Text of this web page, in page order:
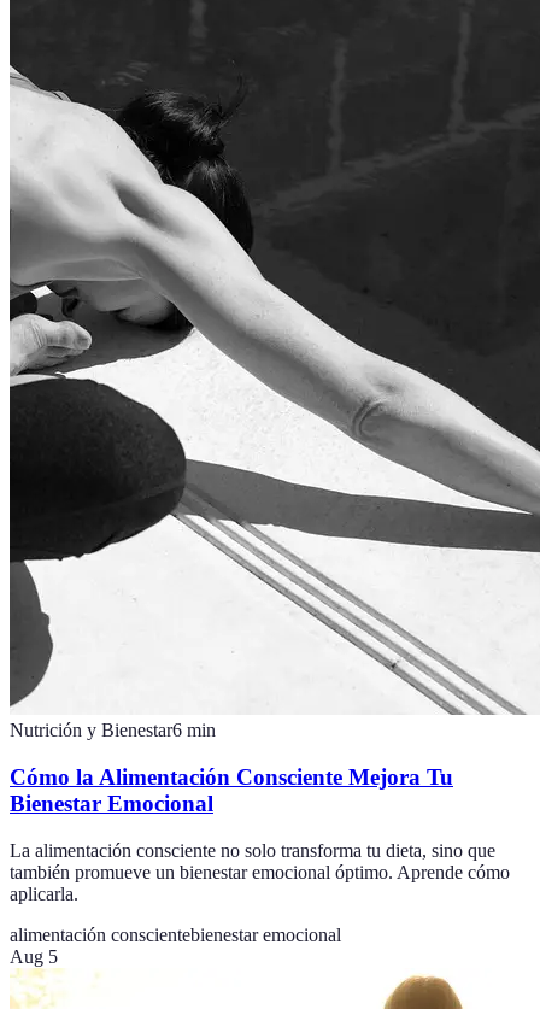
Nutrición y Bienestar6 min
Cómo la Alimentación Consciente Mejora Tu
Bienestar Emocional
La alimentación consciente no solo transforma tu dieta, sino que
también promueve un bienestar emocional óptimo. Aprende cómo
aplicarla.
alimentación conscientebienestar emocional
Aug 5